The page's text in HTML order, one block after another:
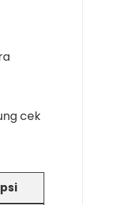
cek